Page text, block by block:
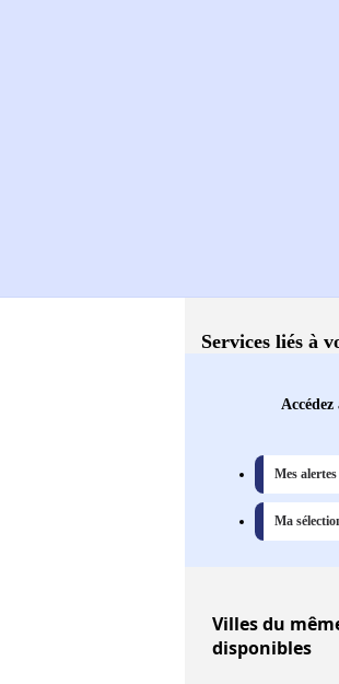
Services liés à
Mes
Ma
Villesdu
disponibles